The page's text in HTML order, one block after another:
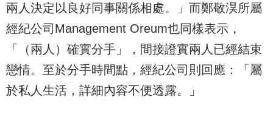
兩人決定以良好同事關係相處。」而鄭敬淏所屬
經紀公司Management Oreum也同樣表示，
「（兩人）確實分手」，間接證實兩人已經結束
戀情。至於分手時間點，經紀公司則回應：「屬
於私人生活，詳細內容不便透露。」